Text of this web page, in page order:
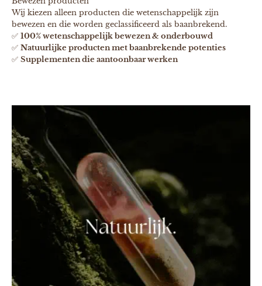
Wij kiezen alleen producten die wetenschappelijk zijn
bewezen en die worden geclassificeerd als baanbrekend.
✅ 100% wetenschappelijk bewezen & onderbouwd
✅ Natuurlijke producten met baanbrekende potenties
✅ Supplementen die aantoonbaar werken